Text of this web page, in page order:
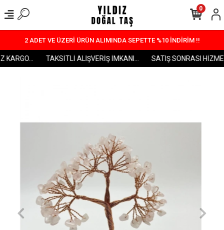
2 ADET VE ÜZERİ ÜRÜN ALIMINDA SEPETTE %10 İNDİRİM !!
TAKSİTLİ ALIŞVERİŞ İMKANI... SATIŞ SONRASI
0